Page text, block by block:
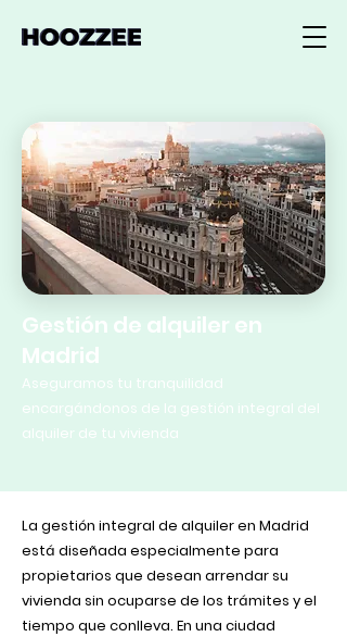
Gestión de alquiler en
Madrid
Aseguramos tu tranquilidad
encargándonos de la gestión integral del
alquiler de tu vivienda
La gestión integral de alquiler en Madrid
está diseñada especialmente para
propietarios que desean arrendar su
vivienda sin ocuparse de los trámites y el
tiempo que conlleva. En una ciudad